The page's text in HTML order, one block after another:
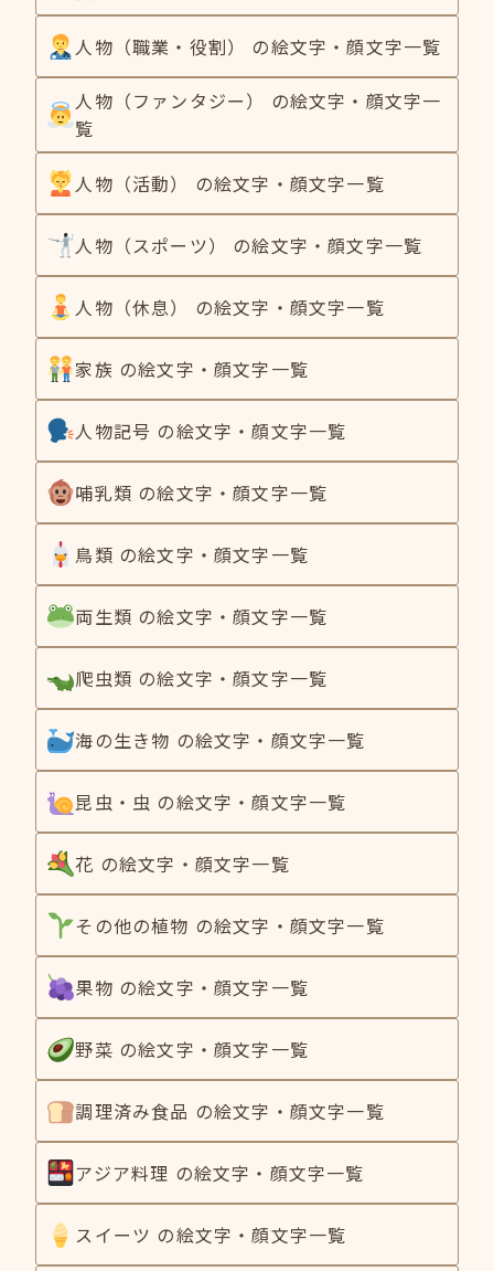
人物（職業・役割） の絵文字・顔文字一覧
人物（ファンタジー） の絵文字・顔文字一
覧
人物（活動） の絵文字・顔文字一覧
人物（スポーツ） の絵文字・顔文字一覧
人物（休息） の絵文字・顔文字一覧
家族 の絵文字・顔文字一覧
人物記号 の絵文字・顔文字一覧
哺乳類 の絵文字・顔文字一覧
鳥類 の絵文字・顔文字一覧
両生類 の絵文字・顔文字一覧
爬虫類 の絵文字・顔文字一覧
海の生き物 の絵文字・顔文字一覧
昆虫・虫 の絵文字・顔文字一覧
花 の絵文字・顔文字一覧
その他の植物 の絵文字・顔文字一覧
果物 の絵文字・顔文字一覧
野菜 の絵文字・顔文字一覧
調理済み食品 の絵文字・顔文字一覧
アジア料理 の絵文字・顔文字一覧
スイーツ の絵文字・顔文字一覧